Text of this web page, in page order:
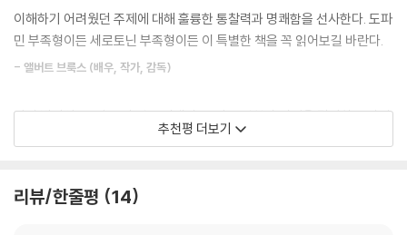
응이야’ 혹은 ‘강렬하고 흥미롭네’ 혹은 ‘마음이 들떴어’라고 표현할 수도
있다. 실제로 그저 신경계에서 일어나는 일일 뿐이다. 꾸준한 연습으로 자
정적으로 바꿀 수 있다. 그리고 이러한 변화는 행동하기에 충분히 편안한
으로 해석하여 내면화하는 반면, 공격형은 분노로 해석하여 분출하려고 한
다. 높은 각성 상태에서는 양쪽 모두 명료한 사고와 책임에 방해가 된다.
성되는 나쁜 습관을 어떻게 건강한 루틴으로 재설계할 것인지 자세하게 설
명한다. 신경전달물질에 대한 수많은 최신 연구 자료와 과학적 근거에 기
반한 이 책은 다양한 상담 사례를 통해 이해를 돕고, 구체적인 해법을 제시
“우리의 행동은 신경전달물질의 분포와 관련 있고, 스트레스에 대처하면
서 나타난 표현이다. 사람들이 스트레스를 관리하기 위해 사용하는 패턴화
새겨져 있다. … 우리는 스트레스를 받으면 특정한 방식으로 행동하고, 그
이해하기 어려웠던 주제에 대해 훌륭한 통찰력과 명쾌함을 선사한다. 도파
민 부족형이든 세로토닌 부족형이든 이 특별한 책을 꼭 읽어보길 바란다.
- 앨버트 브룩스 (배우, 작가, 감독)
키퍼 박사와 30년 동안 알고 지냈다. 그만큼 경험과 지성을 겸비하고 다정
함까지 갖춘 임상의는 본 적이 없다. 이 주제에 대해 오랫동안 이야기를 나
- 크리스 파인 (배우, 성우)
추천평 더보기
리뷰/한줄평 14